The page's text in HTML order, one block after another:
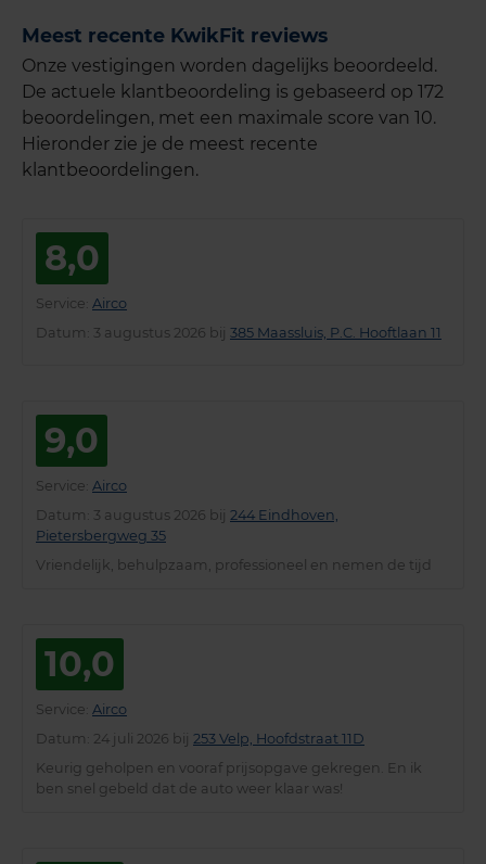
Meest recente KwikFit reviews
Onze vestigingen worden dagelijks beoordeeld.
De actuele klantbeoordeling is gebaseerd op 172
beoordelingen, met een maximale score van 10.
Hieronder zie je de meest recente
klantbeoordelingen.
8,0
Service Airco
Datum : 3 augustus 2026 bij 385 Maassluis, P.C. Hooftlaan 11
9,0
Service Airco
Datum : 3 augustus 2026 bij 244 Eindhoven,
Pietersbergweg 35
Vriendelijk, behulpzaam, professioneel en nemen de tijd
10,0
Service Airco
Datum
: 24 juli 2026 bij 253 Velp, Hoofdstraat 11D
Keurig geholpen en vooraf prijsopgave gekregen. En ik
ben snel gebeld dat de auto weer klaar was!